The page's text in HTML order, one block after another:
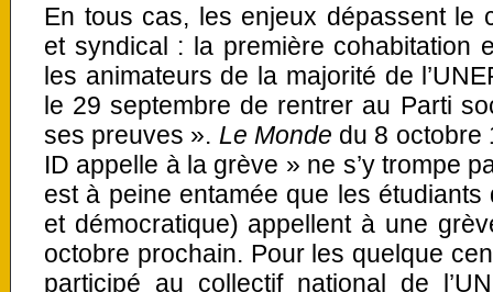
En tous cas, les enjeux dépassent le
et syndical : la première cohabitation
les animateurs de la majorité de
le 29 septembre de rentrer au Parti
ses preuves ». Le Monde du 8 octobre
ID appelle à la grève » ne s’y trompe
est à peine entamée que les étudiants
et démocratique) appellent à une
octobre prochain. Pour les quelque
participé au collectif national de